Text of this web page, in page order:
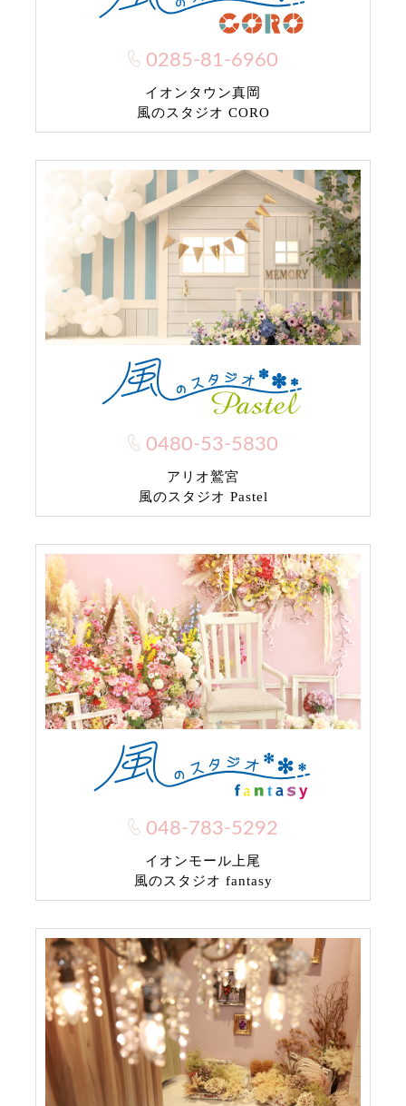
0285-81-6960
イオンタウン真岡
風のスタジオ CORO
0480-53-5830
アリオ鷲宮
風のスタジオ Pastel
048-783-5292
イオンモール上尾
風のスタジオ fantasy